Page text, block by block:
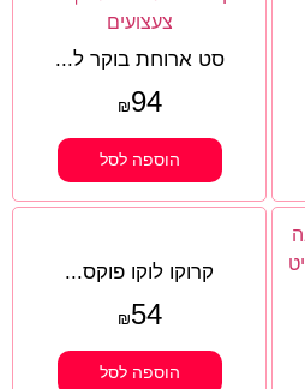
סט ארוחת בוקר ל...
₪94
הוספה לסל
קרוקו לוקו פוקס...
₪54
הוספה לסל